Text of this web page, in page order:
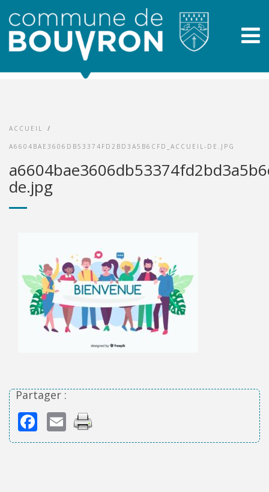
ACCUEIL /
A6604BAE3606DB53374FD2BD3A5B6CFD_ACCUEIL-DE.JPG
de.jpg
Partager :
Facebook
Email